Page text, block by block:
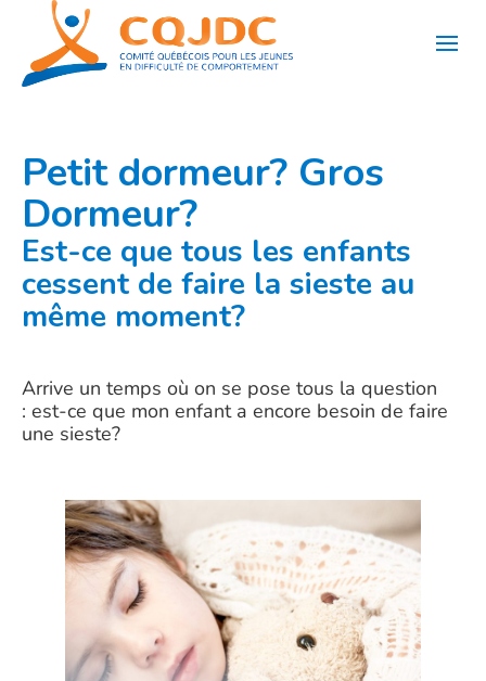
contenu
Petit dormeur? Gros
Dormeur?
Est-ce que tous les enfants
cessent de faire la sieste au
même moment?
Arrive un temps où on se pose tous la question
: est-ce que mon enfant a encore besoin de faire
une sieste?